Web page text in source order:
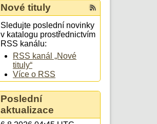
Nové tituly
Sledujte poslední novinky
v katalogu prostřednictvím
RSS kanálu:
RSS kanál „Nové
tituly“
Více o RSS
Poslední
aktualizace